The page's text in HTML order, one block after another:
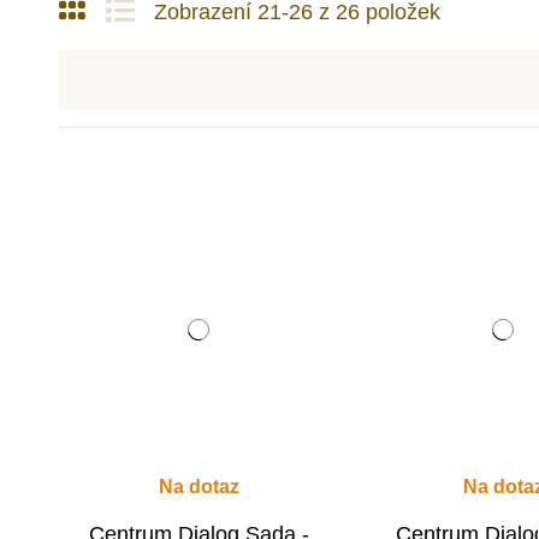
Zobrazení 21-26 z 26 položek
Na dotaz
Centrum Dialog Sada -
Na
Centrum